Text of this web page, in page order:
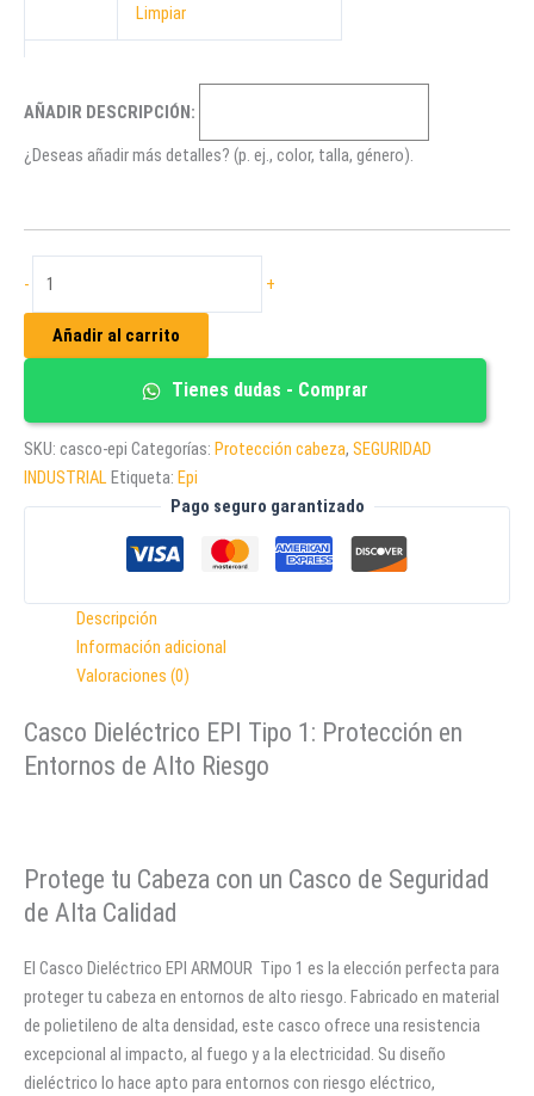
Limpiar
AÑADIR DESCRIPCIÓN:
¿Deseas añadir más detalles? (p. ej., color, talla, género).
-
TIPO
+
Añadir al carrito
Tienes dudas - Comprar
SKU: casco-epi Categorías: Protección cabeza, SEGURIDAD
INDUSTRIAL Etiqueta: Epi
Pago seguro garantizado
Descripción
Información adicional
Valoraciones (0)
Casco Dieléctrico EPI Tipo 1: Protección en
Entornos de Alto Riesgo
Protege tu Cabeza con un Casco de Seguridad
de Alta Calidad
El Casco Dieléctrico EPI ARMOUR Tipo 1 es la elección perfecta para
proteger tu cabeza en entornos de alto riesgo. Fabricado en material
de polietileno de alta densidad, este casco ofrece una resistencia
excepcional al impacto, al fuego y a la electricidad. Su diseño
dieléctrico lo hace apto para entornos con riesgo eléctrico,